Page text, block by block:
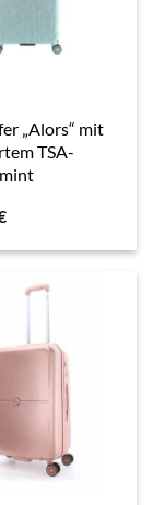
„Alors“ mit
TSA-